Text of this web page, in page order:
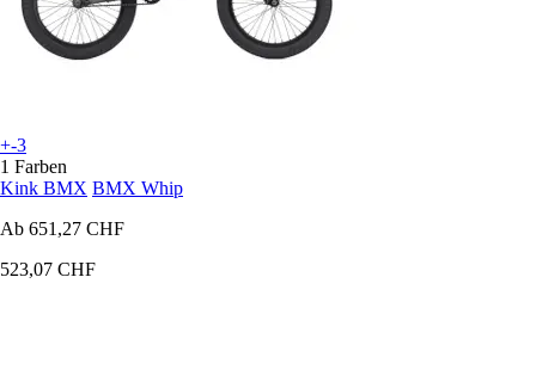
+-3
1 Farben
Kink BMX BMX Whip
Ab 651,27 CHF
523,07 CHF